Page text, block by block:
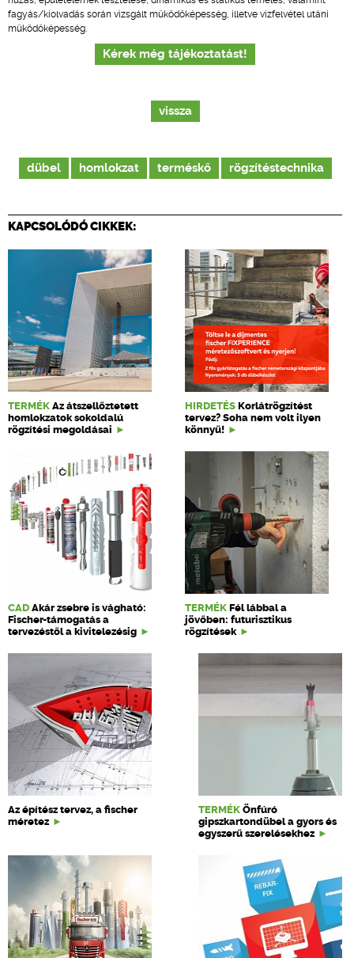
fagyás/kiolvadás során vizsgált működőképesség, illetve vízfelvétel utáni
működőképesség.
Kérek még tájékoztatást!
vissza
dübel homlokzat terméskő rögzítéstechnika
KAPCSOLÓDÓ CIKKEK:
TERMÉK Az átszellőztetett
homlokzatok sokoldalú
rögzítési megoldásai
HIRDETÉS Korlátrögzítést
tervez? Soha nem volt ilyen
könnyű!
CAD Akár zsebre is vágható:
Fischer-támogatás a
tervezéstől a kivitelezésig
TERMÉK Fél lábbal a
jövőben: futurisztikus
rögzítések
Az építész tervez, a fischer
méretez
TERMÉK Önfúró
gipszkartondübel a gyors és
egyszerű szerelésekhez